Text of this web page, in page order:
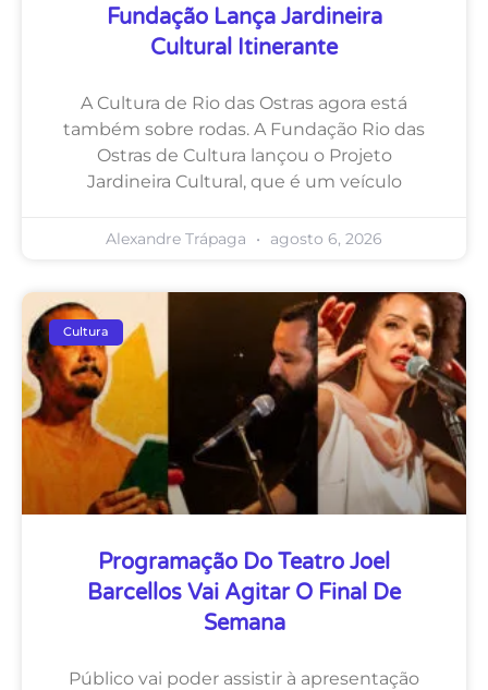
Fundação Lança Jardineira
Cultural Itinerante
A Cultura de Rio das Ostras agora está
também sobre rodas. A Fundação Rio das
Ostras de Cultura lançou o Projeto
Jardineira Cultural, que é um veículo
Alexandre Trápaga agosto 6, 2026
Cultura
Programação Do Teatro Joel
Barcellos Vai Agitar O Final De
Semana
Público vai poder assistir à apresentação